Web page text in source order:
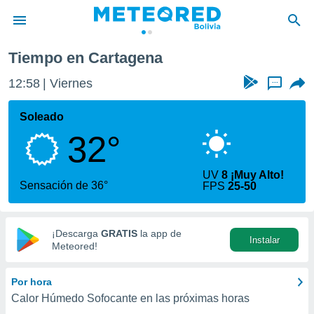
de
ha
calidad.
a este
las
y
digital
basada
Tiempo en Cartagena
12:59 Viernes ...
Soleado
32°
Sensación de 36°
UV8 ¡Muy Alto!
FPS25-50
¡Descarga GRATIS la app de
Meteored!
Instalar
Por hora
Calor Húmedo Sofocante en las próximas horas